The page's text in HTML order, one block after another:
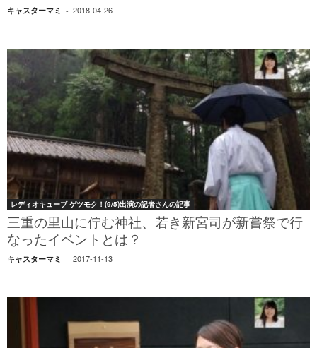
キャスターマミ - 2018-04-26
レディオキューブ ゲツモク！(9/5)出演の記者さんの記事
三重の里山に佇む神社、若き新宮司が新嘗祭で行
なったイベントとは？
キャスターマミ - 2017-11-13